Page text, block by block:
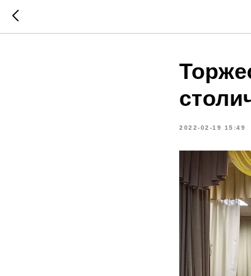
2022-02-19 15:49